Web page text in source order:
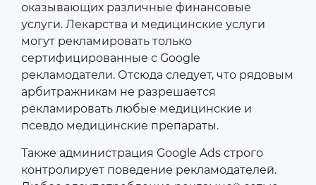
оказывающих различные финансовые
услуги. Лекарства и медицинские услуги
могут рекламировать только
сертифицированные с Google
рекламодатели. Отсюда следует, что рядовым
арбитражникам не разрешается
рекламировать любые медицинские и
псевдо медицинские препараты.
Также администрация Google Ads строго
контролирует поведение рекламодателей.